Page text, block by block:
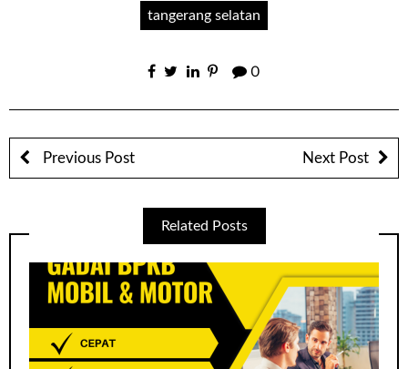
tangerang selatan
0
Previous Post Next Post
Related Posts